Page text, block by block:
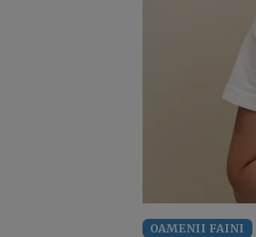
OAMENII FAINI